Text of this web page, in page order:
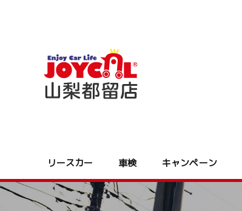
リースカー
７MAX セブンマックス
車検 キャンペーン